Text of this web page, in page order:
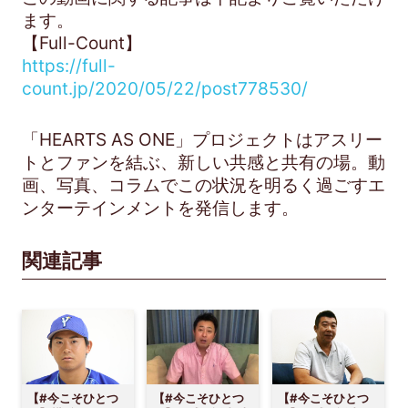
ます。
【Full-Count】
https://full-
count.jp/2020/05/22/post778530/
「HEARTS AS ONE」プロジェクトはアスリー
トとファンを結ぶ、新しい共感と共有の場。動
画、写真、コラムでこの状況を明るく過ごすエ
ンターテインメントを発信します。
関連記事
【#今こそひとつ
【#今こそひとつ
【#今こそひとつ